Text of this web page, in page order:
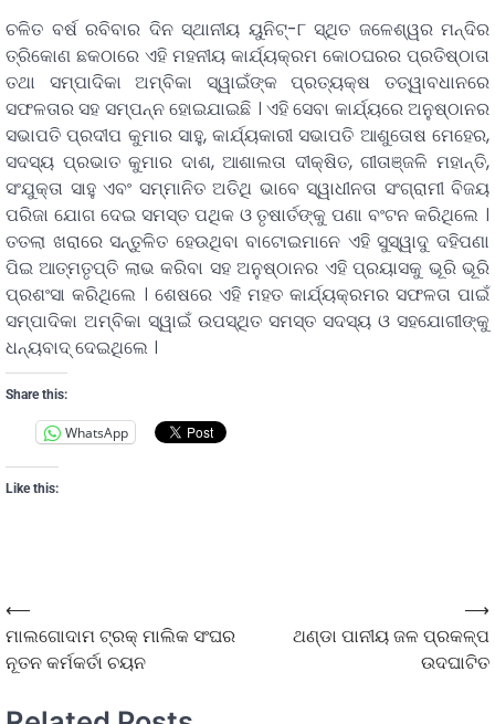
ଚଳିତ ବର୍ଷ ରବିବାର ଦିନ ସ୍ଥାନୀୟ ୟୁନିଟ୍-୮ ସ୍ଥିତ ଜଳେଶ୍ୱର ମନ୍ଦିର
ତ୍ରିକୋଣ ଛକଠାରେ ଏହି ମହନୀୟ କାର୍ଯ୍ୟକ୍ରମ କୋଠଘରର ପ୍ରତିଷ୍ଠାତା
ତଥା ସମ୍ପାଦିକା ଅମ୍ବିକା ସ୍ୱାଇଁଙ୍କ ପ୍ରତ୍ୟକ୍ଷ ତତ୍ୱାବଧାନରେ
ସଫଳତାର ସହ ସମ୍ପନ୍ନ ହୋଇଯାଇଛି । ଏହି ସେବା କାର୍ଯ୍ୟରେ ଅନୁଷ୍ଠାନର
ସଭାପତି ପ୍ରଦୀପ କୁମାର ସାହୁ, କାର୍ଯ୍ୟକାରୀ ସଭାପତି ଆଶୁତୋଷ ମେହେର,
ସଦସ୍ୟ ପ୍ରଭାତ କୁମାର ଦାଶ, ଆଶାଲତା ଦୀକ୍ଷିତ, ଗୀତାଞ୍ଜଳି ମହାନ୍ତି,
ସଂଯୁକ୍ତା ସାହୁ ଏବଂ ସମ୍ମାନିତ ଅତିଥି ଭାବେ ସ୍ୱାଧୀନତା ସଂଗ୍ରାମୀ ବିଜୟ
ପରିଜା ଯୋଗ ଦେଇ ସମସ୍ତ ପଥିକ ଓ ତୃଷାର୍ତଙ୍କୁ ପଣା ବଂଟନ କରିଥିଲେ ।
ତତଲା ଖରାରେ ସନ୍ତୁଳିତ ହେଉଥିବା ବାଟୋଇମାନେ ଏହି ସୁସ୍ୱାଦୁ ଦହିପଣା
ପିଇ ଆତ୍ମତୃପ୍ତି ଲାଭ କରିବା ସହ ଅନୁଷ୍ଠାନର ଏହି ପ୍ରୟାସକୁ ଭୂରି ଭୂରି
ପ୍ରଶଂସା କରିଥିଲେ । ଶେଷରେ ଏହି ମହତ କାର୍ଯ୍ୟକ୍ରମର ସଫଳତା ପାଇଁ
ସମ୍ପାଦିକା ଅମ୍ବିକା ସ୍ୱାଇଁ ଉପସ୍ଥିତ ସମସ୍ତ ସଦସ୍ୟ ଓ ସହଯୋଗୀଙ୍କୁ
ଧନ୍ୟବାଦ୍ ଦେଇଥିଲେ ।
Share this:
WhatsApp
Like this:
⟵
ମାଲଗୋଦାମ ଟ୍ରକ୍ ମାଲିକ ସଂଘର
ନୂତନ କର୍ମକର୍ତା ଚୟନ
ଥଣ୍ଡା ପାନୀୟ ଜଳ ପ୍ରକଳ୍ପ
ଉଦଘାଟିତ
⟶